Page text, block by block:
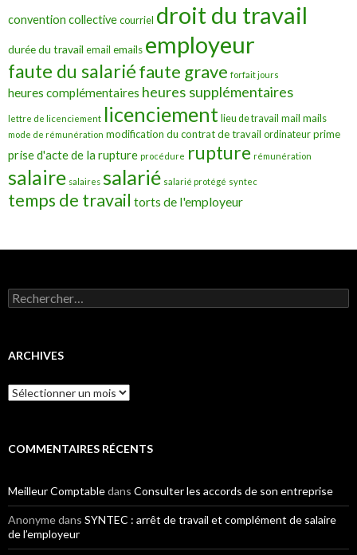
convention collective courriel droit du travail
durée du travail email emails employeur
faute du salariéfaute grave forfait jours
heures complémentaires heures supplémentaires
lettre de licenciement licenciement lieu de travail mail mails
mode de rémunération modification du contrat de travail ordinateur prime
prise d'acte de la rupture procédure rupture rémunération
salaire salaires salarié salarié protégé syntec
temps de travail torts de l'employeur
Rechercher :
ARCHIVES
Archives
COMMENTAIRES RÉCENTS
Meilleur Comptabledans Consulter les accords de son entreprise
Anonymedans SYNTEC : arrêt de travail et complément de salaire
de l’employeur